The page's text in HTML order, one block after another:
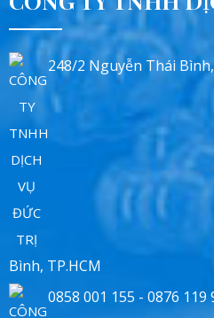
248/2 Nguyễn Thái
Bình, TP.HCM
0858 001 155 - 0876 119